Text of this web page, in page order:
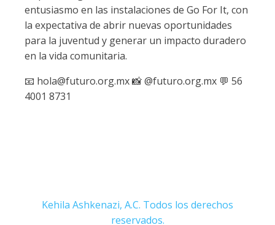
entusiasmo en las instalaciones de Go For It, con
la expectativa de abrir nuevas oportunidades
para la juventud y generar un impacto duradero
en la vida comunitaria.
📧 hola@futuro.org.mx 📸 @futuro.org.mx 💬 56
4001 8731
Kehila Ashkenazi, A.C. Todos los derechos
reservados.